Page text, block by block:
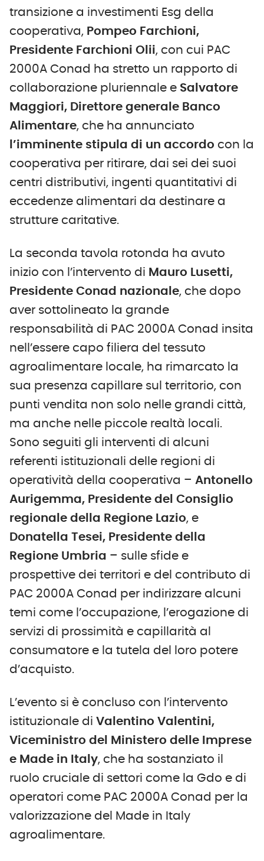
transizione a investimenti Esg della
cooperativa, Pompeo Farchioni,
Presidente Farchioni Olii, con cui PAC
2000A Conad ha stretto un rapporto di
collaborazione pluriennale e Salvatore
Maggiori, Direttore generale Banco
Alimentare, che ha annunciato
l’imminente stipula di un accordo con la
cooperativa per ritirare, dai sei dei suoi
centri distributivi, ingenti quantitativi di
eccedenze alimentari da destinare a
strutture caritative.
La seconda tavola rotonda ha avuto
inizio con l’intervento di Mauro Lusetti,
Presidente Conad nazionale, che dopo
aver sottolineato la grande
responsabilità di PAC 2000A Conad insita
nell’essere capo filiera del tessuto
agroalimentare locale, ha rimarcato la
sua presenza capillare sul territorio, con
punti vendita non solo nelle grandi città,
ma anche nelle piccole realtà locali.
Sono seguiti gli interventi di alcuni
referenti istituzionali delle regioni di
operatività della cooperativa – Antonello
Aurigemma, Presidente del Consiglio
regionale della Regione Lazio, e
Donatella Tesei, Presidente della
Regione Umbria – sulle sfide e
prospettive dei territori e del contributo di
PAC 2000A Conad per indirizzare alcuni
temi come l’occupazione, l’erogazione di
servizi di prossimità e capillarità al
consumatore e la tutela del loro potere
d’acquisto.
L’evento si è concluso con l’intervento
istituzionale di Valentino Valentini,
Viceministro del Ministero delle Imprese
e Made in Italy, che ha sostanziato il
ruolo cruciale di settori come la Gdo e di
operatori come PAC 2000A Conad per la
valorizzazione del Made in Italy
agroalimentare.